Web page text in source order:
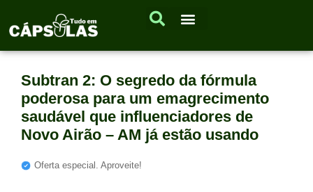
Subtran 2: O segredo da fórmula
poderosa para um emagrecimento
saudável que influenciadores de
Novo Airão – AM já estão usando
Oferta especial. Aproveite!